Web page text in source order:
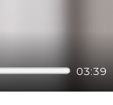
03:39